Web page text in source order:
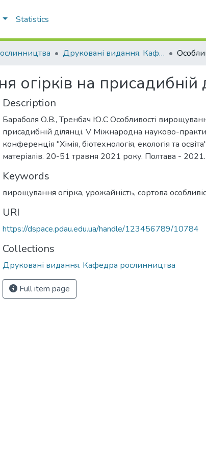
Statistics
Друковані видання. Кафедра рослинництва
огірків на присадибній
Description
Бараболя О.В., Тренбач Ю.С Особливості
присадибній ділянці. V Міжнародна науково-
конференція "Хімія, біотехнологія, екологія та
матеріалів. 20-51 травня 2021 року. Полтава -
Keywords
вирощування огірка, урожайність, сортова
URI
https://dspace.pdau.edu.ua/handle/123456789/10784
Collections
Друковані видання. Кафедра рослинництва
Full item page